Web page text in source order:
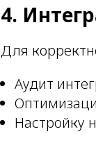
4.
Для
Аудит
Настройку